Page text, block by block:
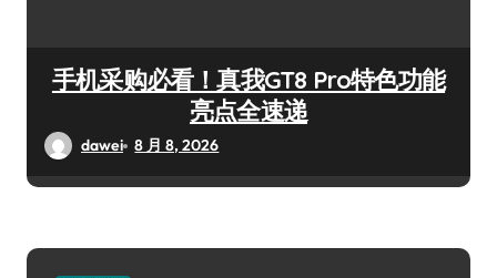
手机采购必看！真我GT8 Pro特色功能
亮点全速递
dawei 8 月 8, 2026